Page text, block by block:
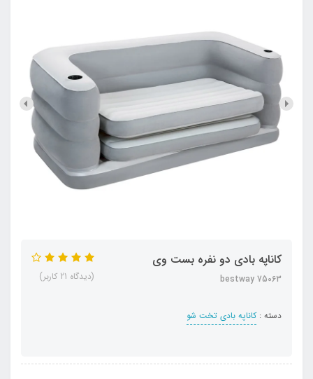
کاناپه بادی دو نفره بست وی
bestway 75063
دسته :کاناپه بادی تخت شو
(دیدگاه 21 کاربر)